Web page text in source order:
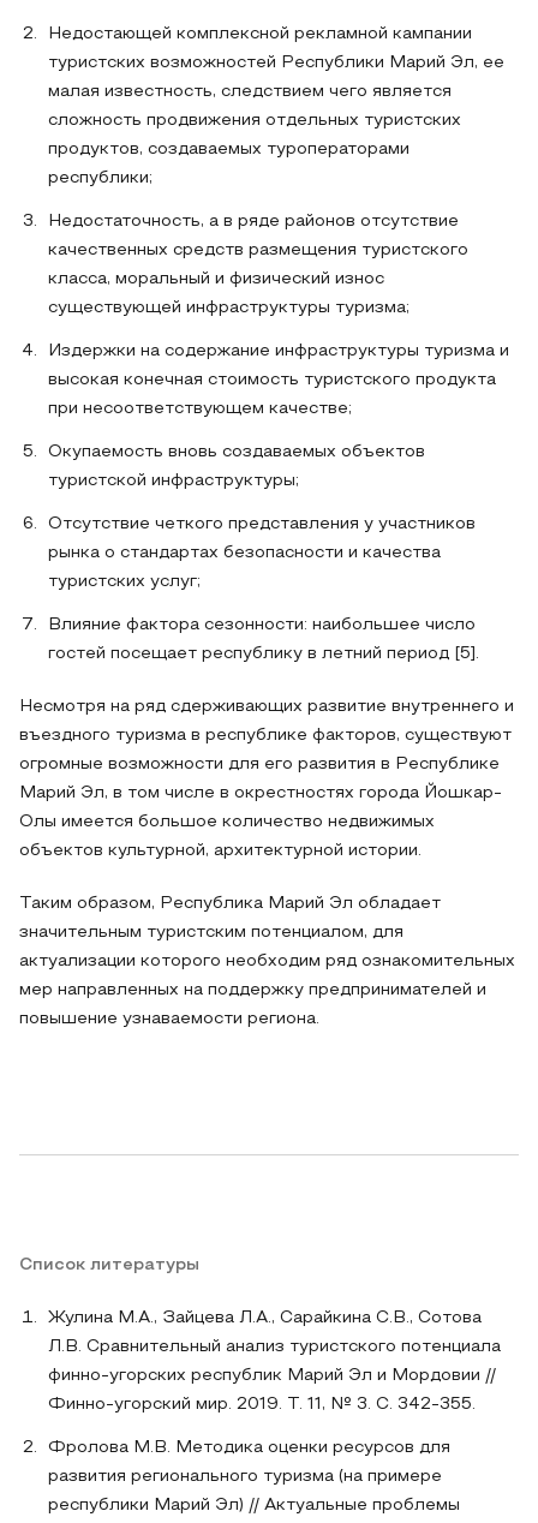
Недостающей комплексной рекламной кампании
туристских возможностей Республики Марий Эл, ее
малая известность, следствием чего является
сложность продвижения отдельных туристских
продуктов, создаваемых туроператорами
республики;
Недостаточность, а в ряде районов отсутствие
качественных средств размещения туристского
класса, моральный и физический износ
существующей инфраструктуры туризма;
Издержки на содержание инфраструктуры туризма и
высокая конечная стоимость туристского продукта
при несоответствующем качестве;
Окупаемость вновь создаваемых объектов
туристской инфраструктуры;
Отсутствие четкого представления у участников
рынка о стандартах безопасности и качества
туристских услуг;
Влияние фактора сезонности: наибольшее число
гостей посещает республику в летний период [5].
Несмотря на ряд сдерживающих развитие внутреннего и
въездного туризма в республике факторов, существуют
огромные возможности для его развития в Республике
Марий Эл, в том числе в окрестностях города Йошкар-
Олы имеется большое количество недвижимых
объектов культурной, архитектурной истории.
Таким образом, Республика Марий Эл обладает
значительным туристским потенциалом, для
актуализации которого необходим ряд ознакомительных
мер направленных на поддержку предпринимателей и
повышение узнаваемости региона.
Список литературы
Жулина М.А., Зайцева Л.А., Сарайкина С.В., Сотова
Л.В. Сравнительный анализ туристского потенциала
финно-угорских республик Марий Эл и Мордовии //
Финно-угорский мир. 2019. Т. 11, № 3. С. 342-355.
Фролова М.В. Методика оценки ресурсов для
развития регионального туризма (на примере
республики Марий Эл) // Актуальные проблемы